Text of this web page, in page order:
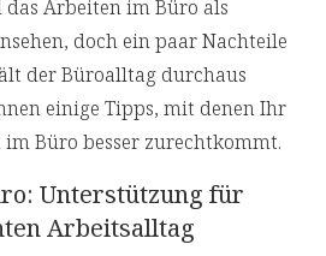
Arbeiten im Büro als
doch ein paar Nachteile
der Büroalltag durchaus
einige Tipps, mit denen Ihr
Büro besser zurechtkommt.
Unterstützung für
Arbeitsalltag